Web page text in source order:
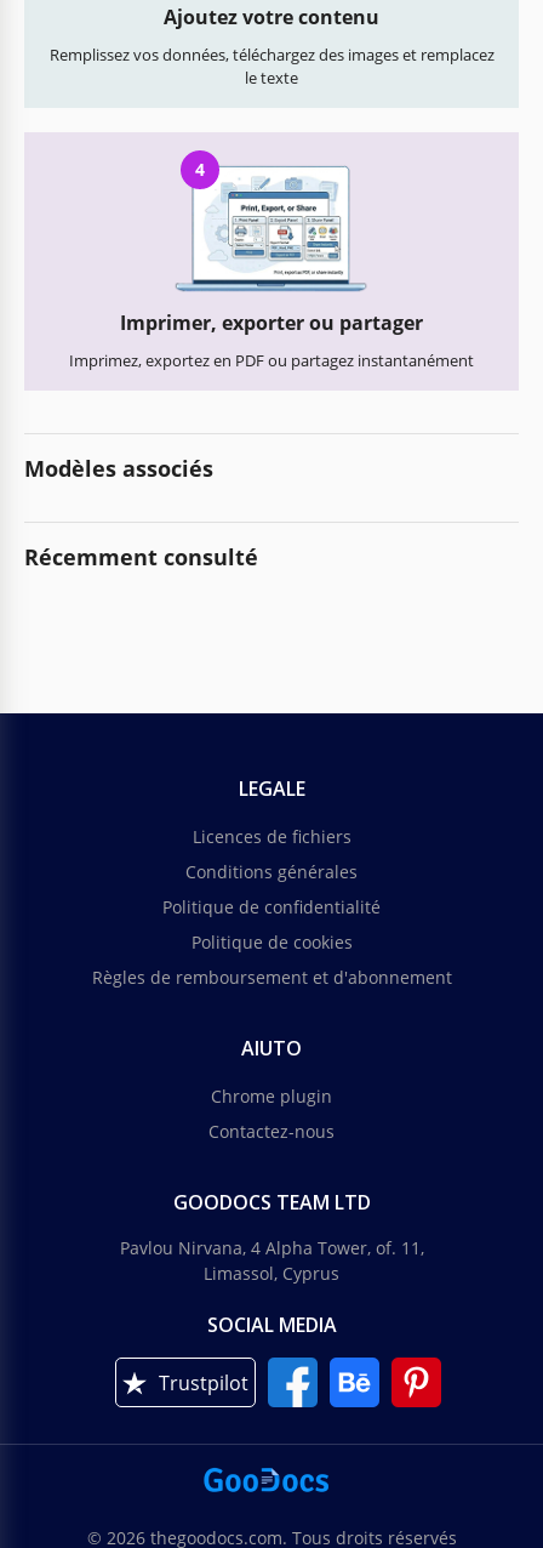
Ajoutez votre contenu
Remplissez vos données, téléchargez des images et remplacez
le texte
4
Imprimer, exporter ou partager
Imprimez, exportez en PDF ou partagez instantanément
Modèles associés
Récemment consulté
LEGALE
Licences de fichiers
Conditions générales
Politique de confidentialité
Politique de cookies
Règles de remboursement et d'abonnement
AIUTO
Chrome plugin
Contactez-nous
GOODOCS TEAM LTD
Pavlou Nirvana, 4 Alpha Tower, of. 11,
Limassol, Cyprus
SOCIAL MEDIA
Trustpilot
© 2026 thegoodocs.com. Tous droits réservés